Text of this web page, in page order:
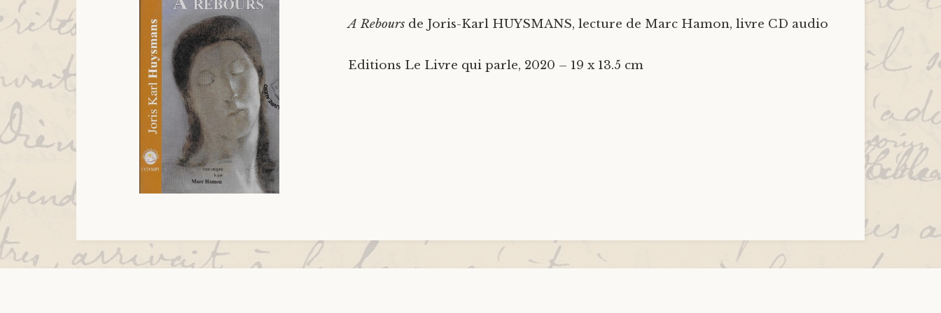
A Rebours de Joris-Karl HUYSMANS, lecture de Marc Hamon, livre CD audio
Editions Le Livre qui parle, 2020 – 19 x 13.5 cm